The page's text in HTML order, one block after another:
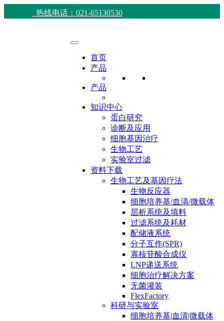
热线电话：021-65130530
首页
产品
产品
知识中心
蛋白研究
诊断及应用
细胞基因治疗
生物工艺
实验室过滤
资料下载
生物工艺及基因疗法
生物反应器
细胞培养基/血清/微载体
层析系统及填料
过滤系统及耗材
配储液系统
分子互作(SPR)
寡核苷酸合成仪
LNP递送系统
细胞治疗解决方案
无菌灌装
FlexFactory
科研与实验室
细胞培养基|血清|微载体